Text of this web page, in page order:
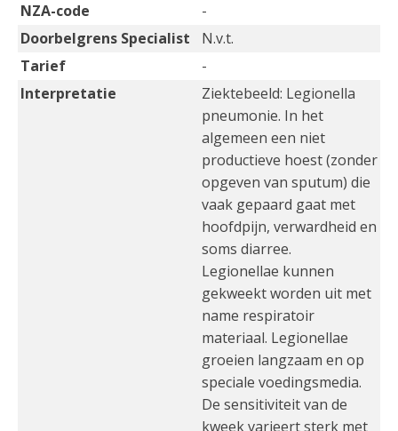
NZA-code
-
Doorbelgrens Specialist
N.v.t.
Tarief
-
Interpretatie
Ziektebeeld: Legionella
pneumonie. In het
algemeen een niet
productieve hoest (zonder
opgeven van sputum) die
vaak gepaard gaat met
hoofdpijn, verwardheid en
soms diarree.
Legionellae kunnen
gekweekt worden uit met
name respiratoir
materiaal. Legionellae
groeien langzaam en op
speciale voedingsmedia.
De sensitiviteit van de
kweek varieert sterk met